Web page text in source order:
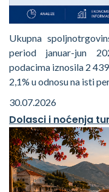
Ukupna
period januar-jun
podacima iznosila 2
2,1% u odnosu na isti
30.07.2026
Dolasci i noćenja